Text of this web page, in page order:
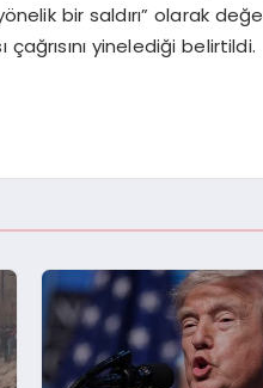
bir saldırı” olarak
yinelediği belirtildi.